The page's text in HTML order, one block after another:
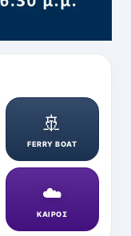
🚢
FERRY BOAT
☁️
ΚΑΙΡΟΣ